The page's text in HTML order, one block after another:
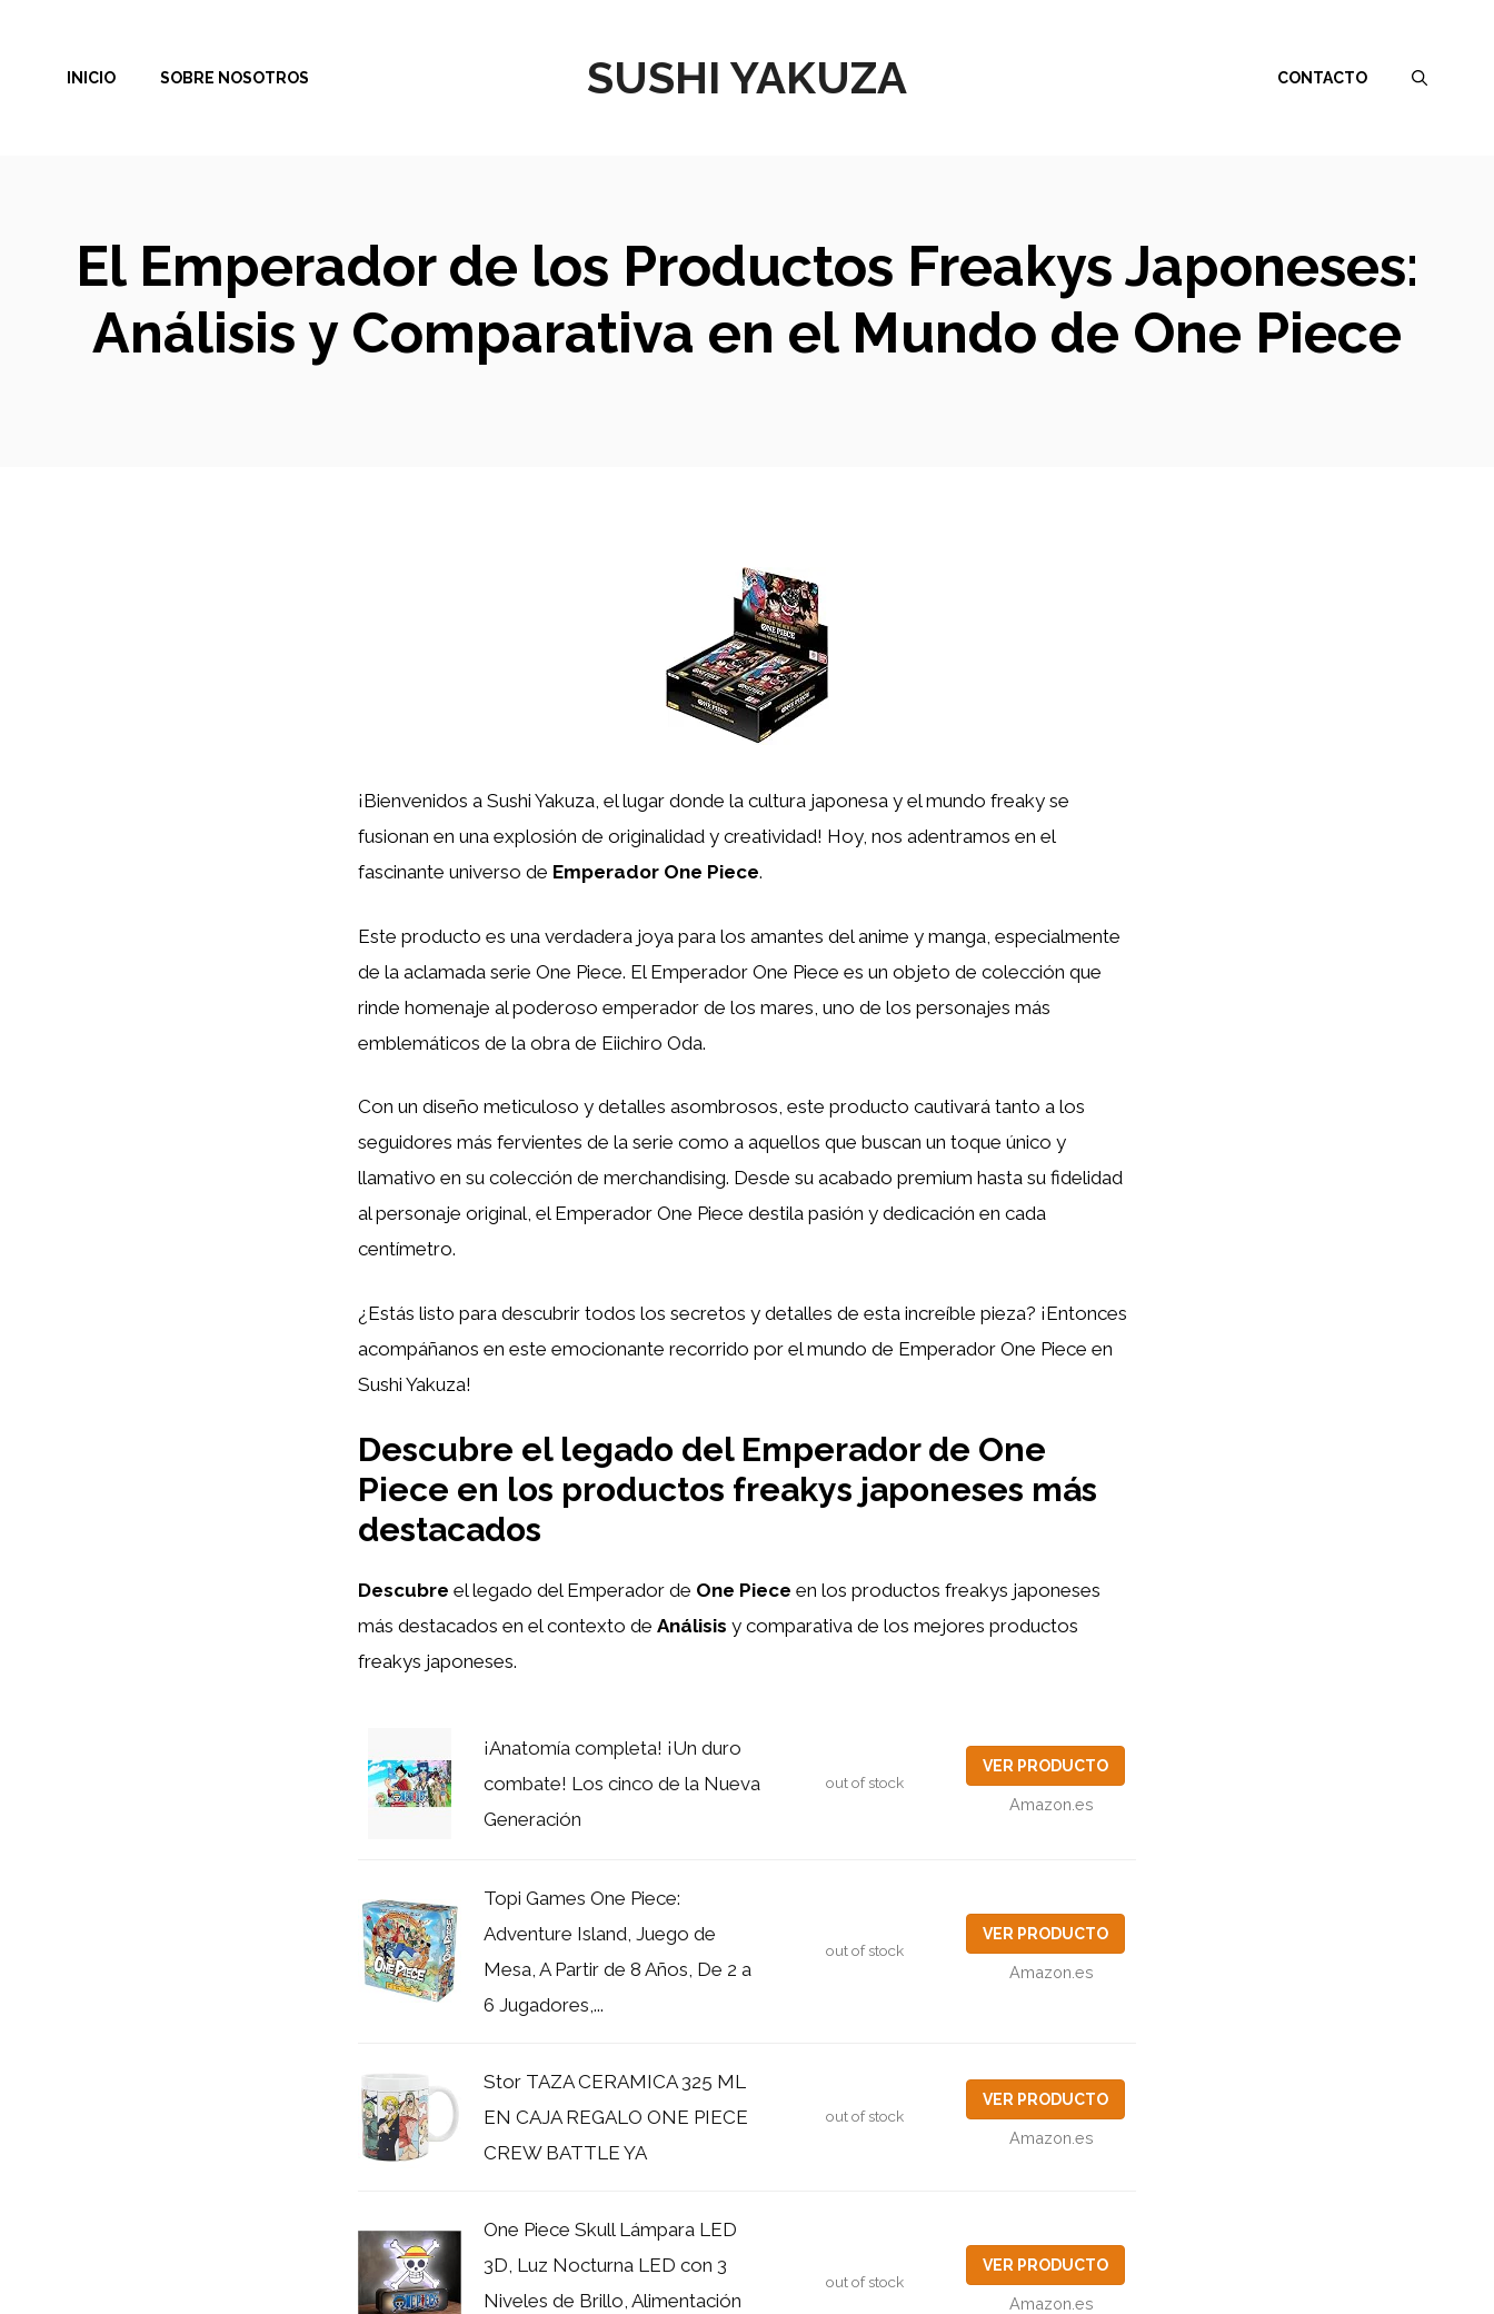
contenido
SUSHI YAKUZA
INICIO SOBRE NOSOTROS CONTACTO
El Emperador de los Productos Freakys Japoneses:
Análisis y Comparativa en el Mundo de One Piece
¡Bienvenidos a Sushi Yakuza, el lugar donde la cultura japonesa y el mundo freaky se
fusionan en una explosión de originalidad y creatividad! Hoy, nos adentramos en el
fascinante universo de Emperador One Piece.
Este producto es una verdadera joya para los amantes del anime y manga, especialmente
de la aclamada serie One Piece. El Emperador One Piece es un objeto de colección que
rinde homenaje al poderoso emperador de los mares, uno de los personajes más
emblemáticos de la obra de Eiichiro Oda.
Con un diseño meticuloso y detalles asombrosos, este producto cautivará tanto a los
seguidores más fervientes de la serie como a aquellos que buscan un toque único y
llamativo en su colección de merchandising. Desde su acabado premium hasta su fidelidad
al personaje original, el Emperador One Piece destila pasión y dedicación en cada
centímetro.
¿Estás listo para descubrir todos los secretos y detalles de esta increíble pieza? ¡Entonces
acompáñanos en este emocionante recorrido por el mundo de Emperador One Piece en
Sushi Yakuza!
Descubre el legado del Emperador de One
Piece en los productos freakys japoneses más
destacados
Descubre el legado del Emperador de One Piece en los productos freakys japoneses
más destacados en el contexto de Análisis y comparativa de los mejores productos
freakys japoneses.
¡Anatomía completa! ¡Un duro
combate! Los cinco de la Nueva
Generación
out of stock
VER PRODUCTO
Amazon.es
Topi Games One Piece:
Adventure Island, Juego de
Mesa, A Partir de 8 Años, De 2 a
6 Jugadores,...
out of stock
VER PRODUCTO
Amazon.es
Stor TAZA CERAMICA 325 ML
EN CAJA REGALO ONE PIECE
CREW BATTLE YA
out of stock
VER PRODUCTO
Amazon.es
One Piece Skull Lámpara LED
3D, Luz Nocturna LED con 3
Niveles de Brillo, Alimentación
out of stock
VER PRODUCTO
Amazon.es